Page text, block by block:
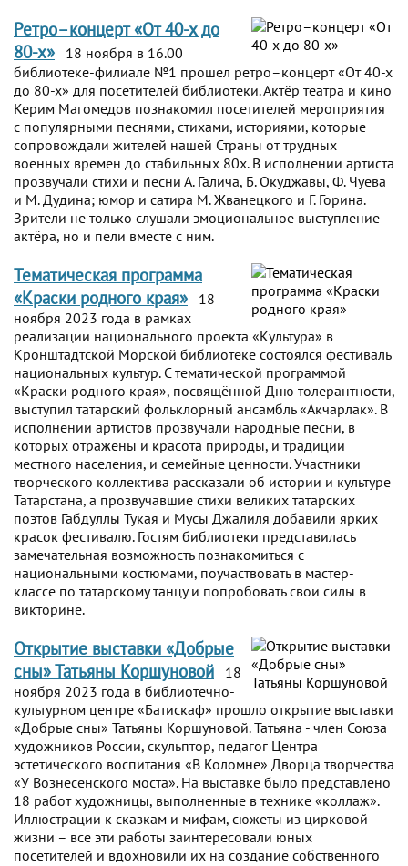
Ретро–концерт «От 40-х до
80-х»
18 ноября в 16.00
библиотеке-филиале №1 прошел ретро–концерт «От 40-х
до 80-х» для посетителей библиотеки. Актёр театра и кино
Керим Магомедов познакомил посетителей мероприятия
с популярными песнями, стихами, историями, которые
сопровождали жителей нашей Страны от трудных
военных времен до стабильных 80х. В исполнении артиста
прозвучали стихи и песни А. Галича, Б. Окуджавы, Ф. Чуева
и М. Дудина; юмор и сатира М. Жванецкого и Г. Горина.
Зрители не только слушали эмоциональное выступление
актёра, но и пели вместе с ним.
Тематическая программа
«Краски родного края»
18
ноября 2023 года в рамках
реализации национального проекта «Культура» в
Кронштадтской Морской библиотеке состоялся фестиваль
национальных культур. С тематической программой
«Краски родного края», посвящённой Дню толерантности,
выступил татарский фольклорный ансамбль «Акчарлак». В
исполнении артистов прозвучали народные песни, в
которых отражены и красота природы, и традиции
местного населения, и семейные ценности. Участники
творческого коллектива рассказали об истории и культуре
Татарстана, а прозвучавшие стихи великих татарских
поэтов Габдуллы Тукая и Мусы Джалиля добавили ярких
красок фестивалю. Гостям библиотеки представилась
замечательная возможность познакомиться с
национальными костюмами, поучаствовать в мастер-
классе по татарскому танцу и попробовать свои силы в
викторине.
Открытие выставки «Добрые
сны» Татьяны Коршуновой
18
ноября 2023 года в библиотечно-
культурном центре «Батискаф» прошло открытие выставки
«Добрые сны» Татьяны Коршуновой. Татьяна - член Союза
художников России, скульптор, педагог Центра
эстетического воспитания «В Коломне» Дворца творчества
«У Вознесенского моста». На выставке было представлено
18 работ художницы, выполненные в технике «коллаж».
Иллюстрации к сказкам и мифам, сюжеты из цирковой
жизни – все эти работы заинтересовали юных
посетителей и вдохновили их на создание собственного